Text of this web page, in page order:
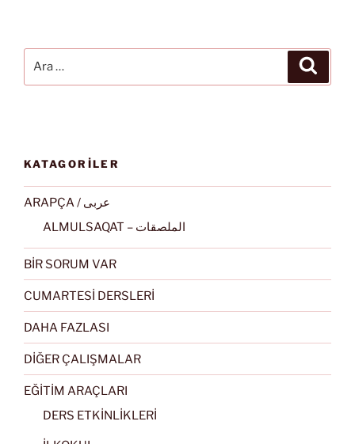
KATAGORİLER
ARAPÇA / عربى
ALMULSAQAT – الملصقات
BİR SORUM VAR
CUMARTESİ DERSLERİ
DAHA FAZLASI
DİĞER ÇALIŞMALAR
EĞİTİM ARAÇLARI
DERS ETKİNLİKLERİ